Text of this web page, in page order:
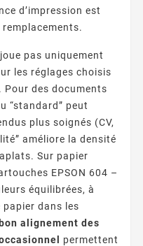
d’impression est
pas uniquement
les réglages choisis
Pour des documents
“standard” peut
plus soignés (CV,
améliore la densité
Sur papier
EPSON 604 –
équilibrées, à
papier dans les
alignement des
permettent